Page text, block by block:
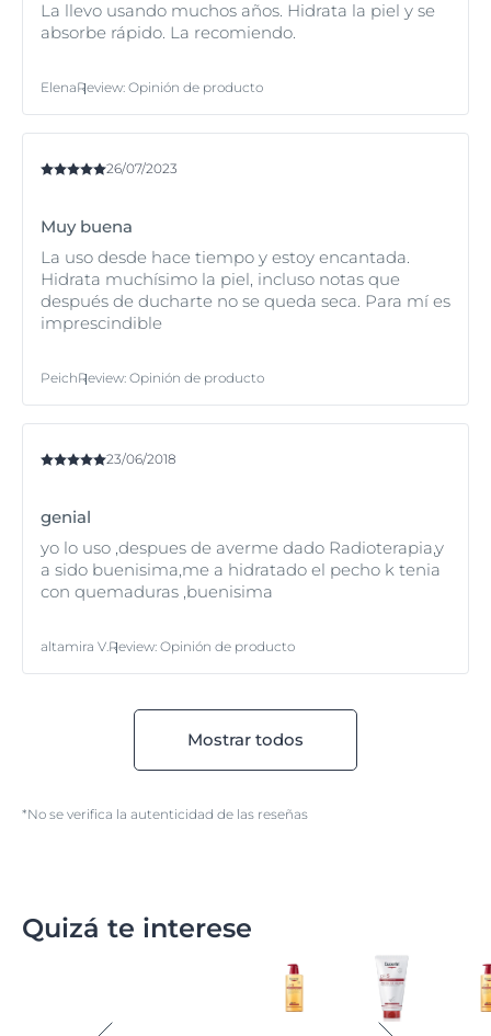
Todos los productos de la gama Eucerin pH5 son
La llevo usando muchos años. Hidrata la piel y se
absorbe rápido. La recomiendo.
ElenaReview: Opinión de producto
26/07/2023
Muy buena
La uso desde hace tiempo y estoy encantada.
Hidrata muchísimo la piel, incluso notas que
después de ducharte no se queda seca. Para mí es
imprescindible
PeichReview: Opinión de producto
23/06/2018
genial
yo lo uso ,despues de averme dado Radioterapia,y
a sido buenisima,me a hidratado el pecho k tenia
con quemaduras ,buenisima
altamira V. Review: Opinión de producto
Mostrar todos
*No se verifica la autenticidad de las reseñas
Quizá te interese